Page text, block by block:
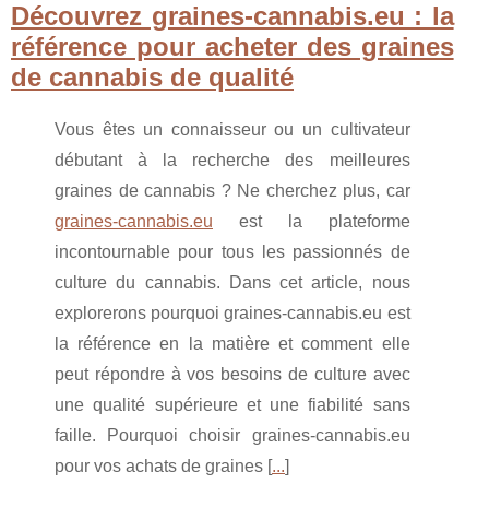
Découvrez graines-cannabis.eu : la
référence pour acheter des graines
de cannabis de qualité
Vous êtes un connaisseur ou un cultivateur
débutant à la recherche des meilleures
graines de cannabis ? Ne cherchez plus, car
graines-cannabis.eu est la plateforme
incontournable pour tous les passionnés de
culture du cannabis. Dans cet article, nous
explorerons pourquoi graines-cannabis.eu est
la référence en la matière et comment elle
peut répondre à vos besoins de culture avec
une qualité supérieure et une fiabilité sans
faille. Pourquoi choisir graines-cannabis.eu
pour vos achats de graines [...]